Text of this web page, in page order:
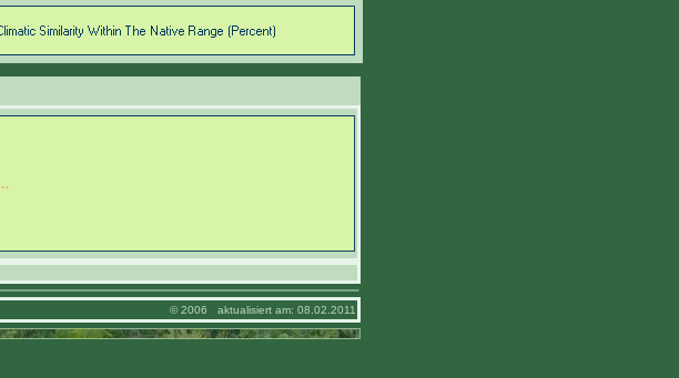
© 2006 aktualisiert am: 08.02.2011